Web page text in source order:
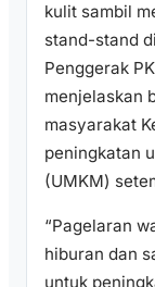
kulit sambil
stand-stand
Penggerak
menjelaskan
masyarakat
peningkatan
(UMKM)
“Pagelaran
hiburan dan
untuk